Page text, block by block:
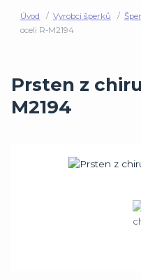
Úvod Vyrobci šperků
oceli R-M2194
Prsten z
M2194